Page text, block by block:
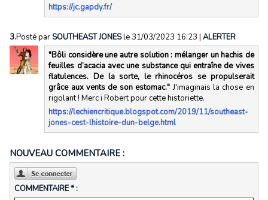
https://jc.gapdy.fr/
3.Posté par SOUTHEAST JONESle 31/03/2023 16:23 | ALERTER
"Bôli considère une autre solution : mélanger un hachis de
feuilles d’acacia avec une substance qui entraîne de vives
flatulences. De la sorte, le rhinocéros se propulserait
grâce aux vents de son estomac."J'imaginais la chose en
rigolant ! Merc i Robert pour cette historiette.
https://lechiencritique.blogspot.com/2019/11/southeast-
jones-cest-lhistoire-dun-belge.html
NOUVEAU COMMENTAIRE :
COMMENTAIRE * :